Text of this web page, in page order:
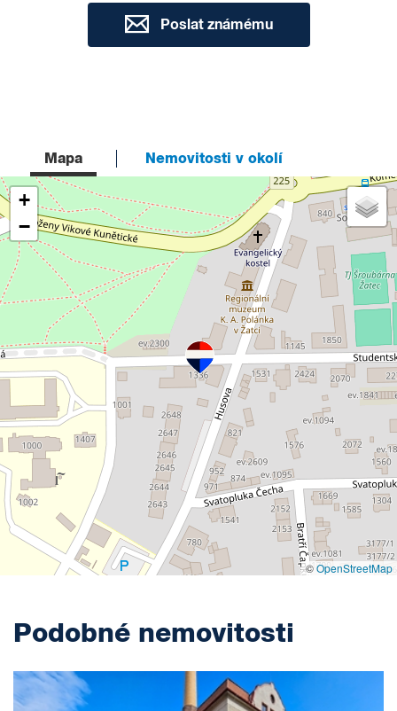
Poslat známému
Mapa Nemovitosti v okolí
+
−
©OpenStreetMap
Podobné nemovitosti